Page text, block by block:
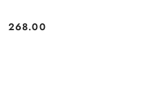
Cena:
268.00